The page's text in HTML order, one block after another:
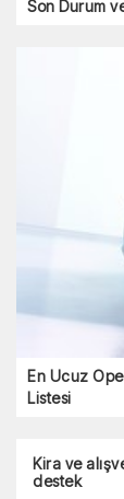
Son Durum
En Ucuz
Listesi
Kira ve
destek